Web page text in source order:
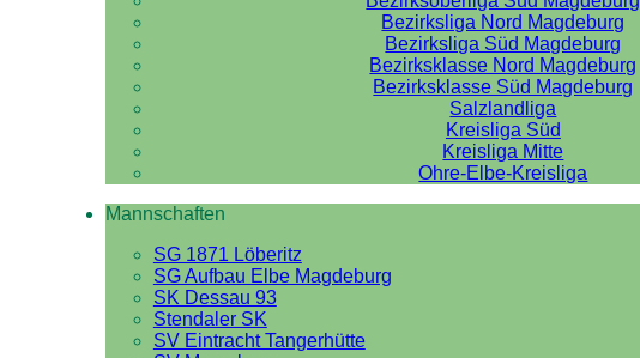
Bezirksliga Nord Magdeburg
Bezirksliga Süd Magdeburg
Bezirksklasse Nord Magdeburg
Bezirksklasse Süd Magdeburg
Salzlandliga
Kreisliga Süd
Kreisliga Mitte
Ohre-Elbe-Kreisliga
Mannschaften
SG 1871 Löberitz
SG Aufbau Elbe Magdeburg
SK Dessau 93
Stendaler SK
SV Eintracht Tangerhütte